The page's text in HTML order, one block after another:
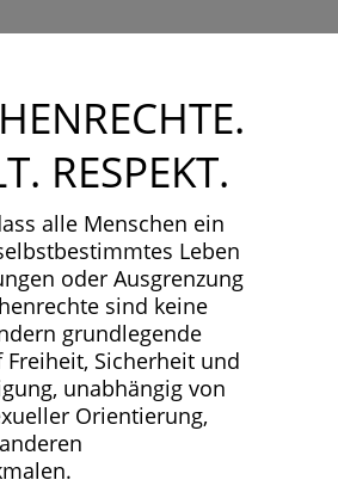
RESPEKT.
alle Menschen ein
Leben
oder Ausgrenzung
sind keine
grundlegende
Sicherheit und
unabhängig von
Orientierung,